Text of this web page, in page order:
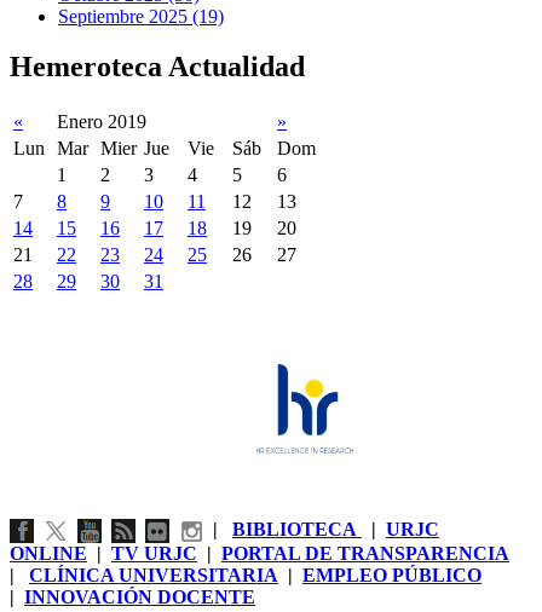
Septiembre 2025 (19)
Hemeroteca Actualidad
« Enero 2019
»
Lun
Mar Mier Jue Vie Sáb
Dom
1
2 3 4 5
6
7
8 9 10 11 12
13
14
15 16 17 18 19
20
21
22 23 24 25 26
27
28
29 30 31
| BIBLIOTECA | URJC
ONLINE | TV URJC | PORTAL DE TRANSPARENCIA
| CLÍNICA UNIVERSITARIA | EMPLEO PÚBLICO
| INNOVACIÓN DOCENTE